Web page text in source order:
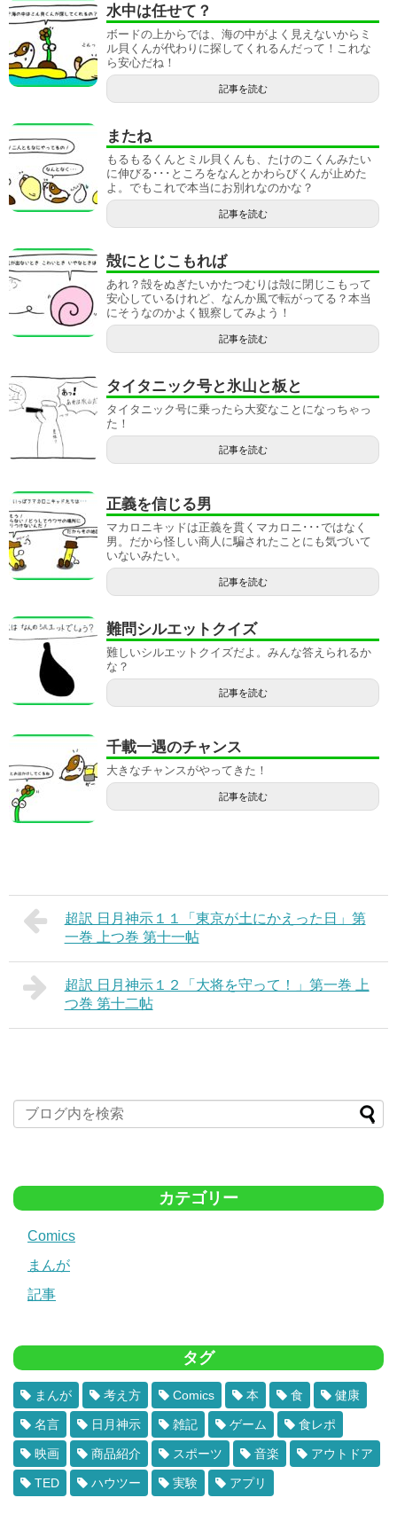
水中は任せて？
ボードの上からでは、海の中がよく見えないからミ
ル貝くんが代わりに探してくれるんだって！これな
ら安心だね！
記事を読む
またね
もるもるくんとミル貝くんも、たけのこくんみたい
に伸びる･･･ところをなんとかわらびくんが止めた
よ。でもこれで本当にお別れなのかな？
記事を読む
殻にとじこもれば
あれ？殻をぬぎたいかたつむりは殻に閉じこもって
安心しているけれど、なんか風で転がってる？本当
にそうなのかよく観察してみよう！
記事を読む
タイタニック号と氷山と板と
タイタニック号に乗ったら大変なことになっちゃっ
た！
記事を読む
正義を信じる男
マカロニキッドは正義を貫くマカロニ･･･ではなく
男。だから怪しい商人に騙されたことにも気づいて
いないみたい。
記事を読む
難問シルエットクイズ
難しいシルエットクイズだよ。みんな答えられるか
な？
記事を読む
千載一遇のチャンス
大きなチャンスがやってきた！
記事を読む
超訳 日月神示１１「東京が土にかえった日」第
一巻 上つ巻 第十一帖
超訳 日月神示１２「大将を守って！」第一巻 上
つ巻 第十二帖
カテゴリー
Comics
まんが
記事
タグ
まんが 考え方 Comics 本 食 健康
名言 日月神示 雑記 ゲーム 食レポ
映画 商品紹介 スポーツ 音楽 アウトドア
TED ハウツー 実験 アプリ